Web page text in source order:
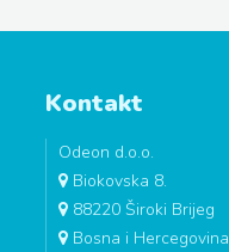
Kontakt
Odeon d.o.o.
Biokovska 8.
88220 Široki Brijeg
Bosna i Hercegovina